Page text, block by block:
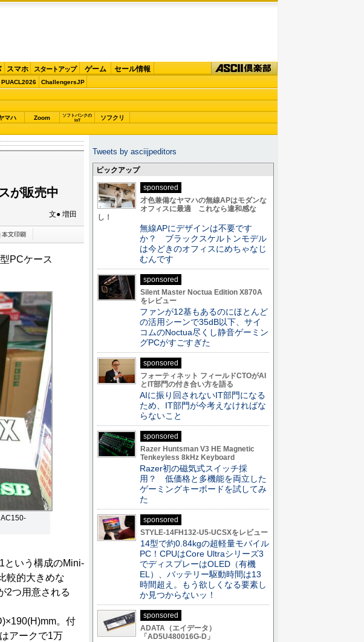
スマホ スタートアップ ゲーム セール情報
PUACL2026 ChallengersJP
マハ Zoom
ソフトバンクの
IoT
ソフクリ
が販売中
文● 増田
PCケース
という構成のMini-
較的大きめな
2つ用意される
。付
アークで1万
Tweets by asciijpeditors
ピックアップ
sponsored
才色兼備なヤマハの無線APはモダンな
オフィスに最適 これなら違和感な
し！
無線APにデザインは不要です
か？ ブラックスケルトンモデル
は今どきのオフィスにめちゃなじ
むんです
sponsored
Silent Master Noctua Edition X870A
をレビュー
ファンが12基もあるのにほとんど
の活用シーンで35dB以下、サイ
コムのNoctua尽くし静音ゲーミン
グPCがすごすぎた
sponsored
フォーティネット フィールドCTOがAI
とIT部門の付き合い方を語る
AIに振り回されないIT部門になる
ため、IT部門が今考えなければな
らないこと
sponsored
Razer Huntsman V3 HE Magnetic
Tenkeyless 8kHz Keyboard
Razer初の磁気式スイッチ採
用？ 低価格と多機能を両立した
ゲーミングキーボードを試してみ
た
sponsored
STYLE-14FH132-U5-UCSXをレビュー
14型で約0.84kgの超軽量モバイル
PC！CPUはCore Ultraシリーズ3
でディスプレーはOLED（有機
EL）、バッテリー駆動時間は13
時間超え。もう欲しくなる要素し
か見つからないッ！
sponsored
ADATA（エイデータ）
「AD5U480016G-D」